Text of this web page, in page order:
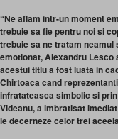
“Ne aflam intr-un moment
trebuie sa fie pentru noi si
trebuie sa ne tratam neamul
emotionat, Alexandru Lesco
acestui titlu a fost luata in
Chirtoaca cand
infratateasca simbolic si
Videanu, a imbratisat
le decerneze celor trei